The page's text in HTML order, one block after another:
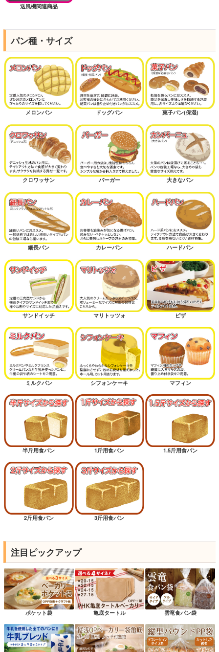
送風機関連商品
パン種・サイズ
メロンパン ドッグパン 菓子パン(保湿)
クロワッサン バーガー 大きなパン
細長パン カレーパン ハードパン
サンドイッチ マリトッツォ ピザ
ミルクパン シフォンケーキ マフィン
半斤用食パン 1斤用食パン 1.5斤用食パン
2斤用食パン 3斤用食パン
注目ピックアップ
ポケット袋 亀底タートル 雲竜食パン袋